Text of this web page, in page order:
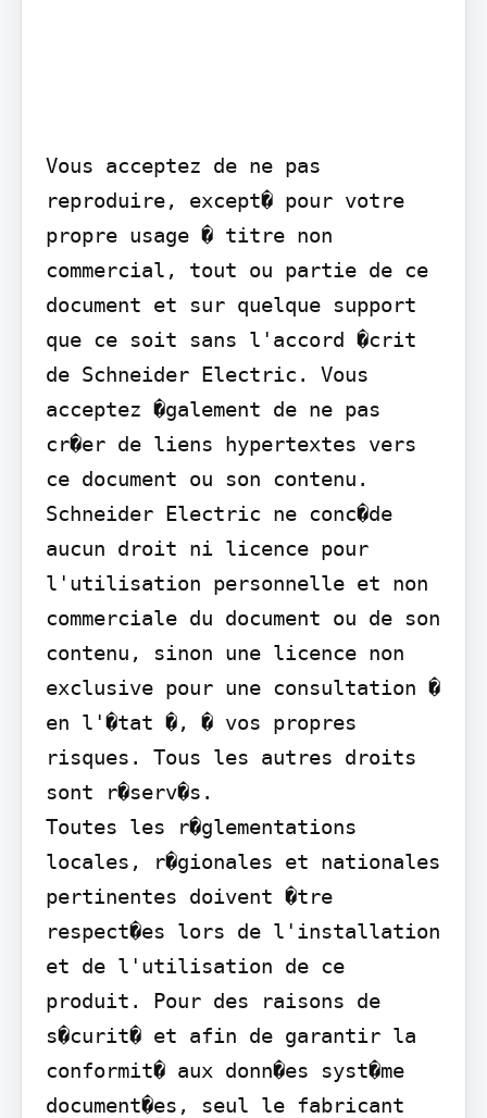
Vous acceptez de ne pas
reproduire, except� pour votre
propre usage � titre non
commercial, tout ou partie de ce
document et sur quelque support
que ce soit sans l'accord �crit
de Schneider Electric. Vous
acceptez �galement de ne pas
cr�er de liens hypertextes vers
ce document ou son contenu.
Schneider Electric ne conc�de
aucun droit ni licence pour
l'utilisation personnelle et non
commerciale du document ou de son
contenu, sinon une licence non
exclusive pour une consultation �
en l'�tat �, � vos propres
risques. Tous les autres droits
sont r�serv�s.
Toutes les r�glementations
locales, r�gionales et nationales
pertinentes doivent �tre
respect�es lors de l'installation
et de l'utilisation de ce
produit. Pour des raisons de
s�curit� et afin de garantir la
conformit� aux donn�es syst�me
document�es, seul le fabricant